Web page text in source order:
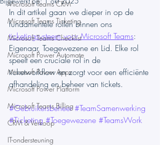
Microsoft Teams CRM
Microsoft Teams Ticketing
Microsoft Teams Checklist
Microsoft Power Automate
Microsoft Power Apps
Microsoft Power Platform
Microsoft Teams Billing
CRM & Verkoop
IT-ondersteuning
In dit artikel gaan we dieper in op de
fundamentele rollen binnen ons
ticketingsysteem voor Microsoft Teams:
Eigenaar, Toegewezene en Lid. Elke rol
speelt een cruciale rol in de
ticketworkflow en zorgt voor een efficiënte
afhandeling en beheer van tickets.
#Gebruikersbeheer #TeamSamenwerking
#Ticketing #Toegewezene #TeamsWork